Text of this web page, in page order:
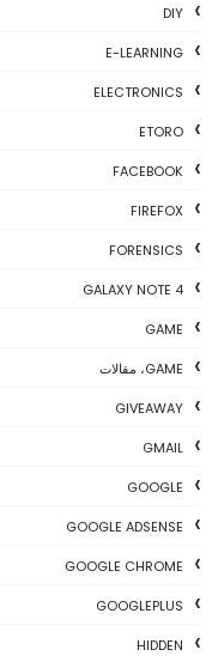
DIY
E-LEARNING
ELECTRONICS
ETORO
FACEBOOK
FIREFOX
FORENSICS
GALAXY NOTE 4
GAME
GAME، مقالات
GIVEAWAY
GMAIL
GOOGLE
GOOGLE ADSENSE
GOOGLE CHROME
GOOGLEPLUS
HIDDEN